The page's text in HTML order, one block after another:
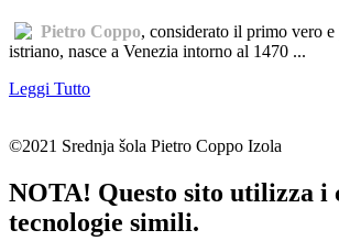
Pietro Coppo, considerato il primo vero
istriano, nasce a Venezia intorno al 1470 ...
Leggi Tutto
©2021 Srednja šola Pietro Coppo Izola
NOTA! Questo sito utilizza i
tecnologie simili.